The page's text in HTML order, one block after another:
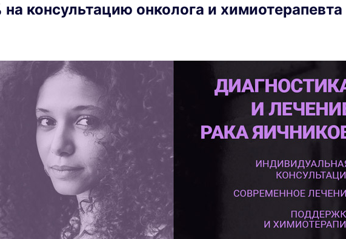
консультацию онколога и химиотерапевта